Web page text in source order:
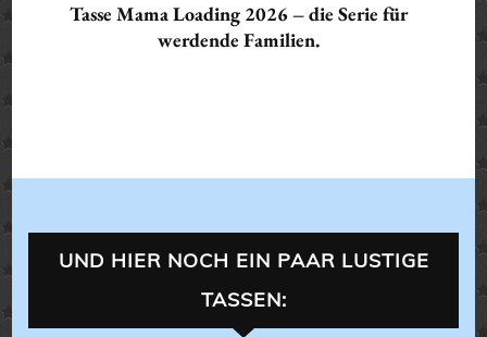
Tasse Mama Loading 2026 – die Serie für
werdende Familien.
UND HIER NOCH EIN PAAR LUSTIGE
TASSEN: